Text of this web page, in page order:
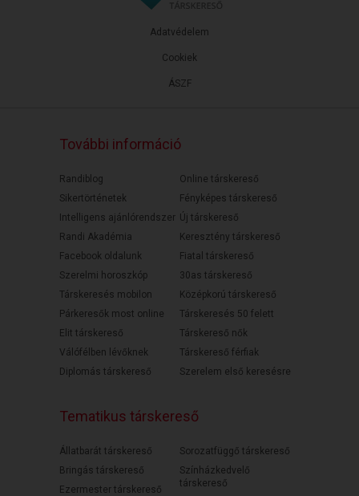
ÁSZF
Adatvédelem
Cookiek
További információ
Randiblog
Sikertörténetek
Intelligens ajánlórendszer
Randi Akadémia
Facebook oldalunk
Szerelmi horoszkóp
Társkeresés mobilon
Párkeresők most online
Elit társkereső
Válófélben lévőknek
Diplomás társkereső
Online társkereső
Fényképes társkereső
Új társkereső
Keresztény társkereső
Fiatal társkereső
30as társkereső
Középkorú társkereső
Társkeresés 50 felett
Társkereső nők
Társkereső férfiak
Szerelem első keresésre
Tematikus társkereső
Állatbarát társkereső
Bringás társkereső
Ezermester társkereső
Sorozatfüggő társkereső
Színházkedvelő
társkereső